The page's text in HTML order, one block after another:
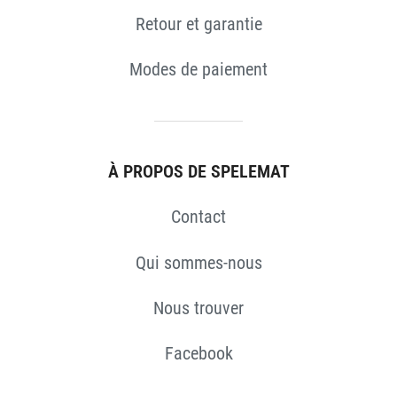
Retour et garantie
Modes de paiement
À PROPOS DE SPELEMAT
Contact
Qui sommes-nous
Nous trouver
Facebook